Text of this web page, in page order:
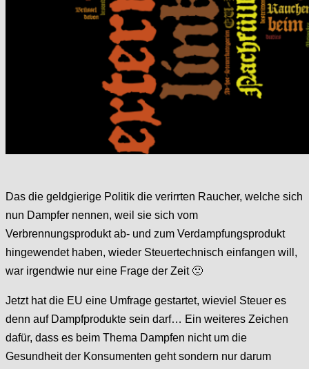
Das die geldgierige Politik die verirrten Raucher, welche sich
nun Dampfer nennen, weil sie sich vom
Verbrennungsprodukt ab- und zum Verdampfungsprodukt
hingewendet haben, wieder Steuertechnisch einfangen will,
war irgendwie nur eine Frage der Zeit 🙁
Jetzt hat die EU eine Umfrage gestartet, wieviel Steuer es
denn auf Dampfprodukte sein darf… Ein weiteres Zeichen
dafür, dass es beim Thema Dampfen nicht um die
Gesundheit der Konsumenten geht sondern nur darum